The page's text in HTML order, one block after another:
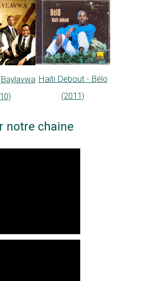
Haïti Debout - Bélo
(2011)
notre chaine